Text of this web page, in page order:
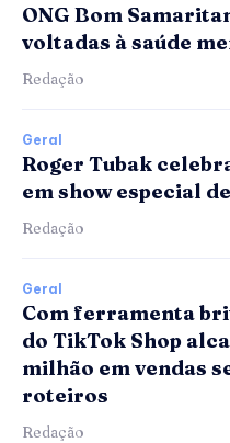
ONG Bom
voltadas à saúde
Redação
Geral
Roger Tubak
em show especial
Redação
Geral
Com ferramenta
do TikTok Shop
milhão em vendas
roteiros
Redação